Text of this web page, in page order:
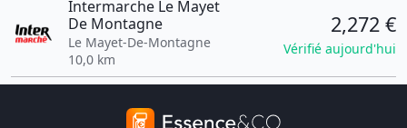
Intermarche Le Mayet
De Montagne
Le Mayet-De-Montagne
10,0 km
2,272 €
Vérifié aujourd'hui